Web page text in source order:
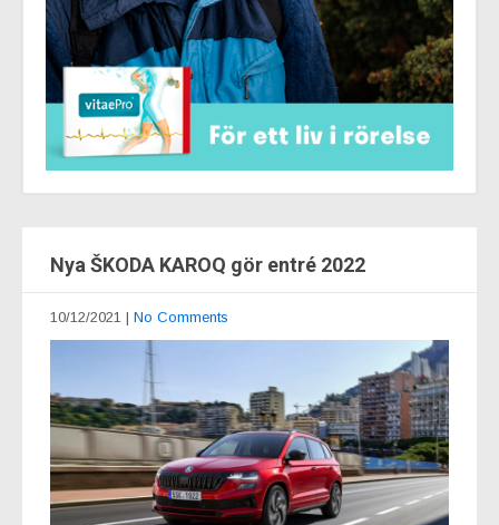
Nya ŠKODA KAROQ gör entré 2022
10/12/2021 | No Comments